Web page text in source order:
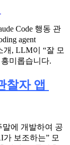
Code 행동 관
agent
개, LLM이 “잘 모
미롭습니다.
찰자 앱
말에 개발하여 공
보조하는” 모